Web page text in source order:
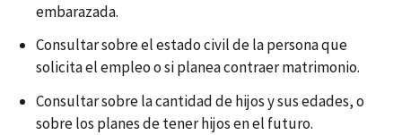
embarazada.
Consultar sobre el estado civil de la persona que
solicita el empleo o si planea contraer matrimonio.
Consultar sobre la cantidad de hijos y sus edades, o
sobre los planes de tener hijos en el futuro.